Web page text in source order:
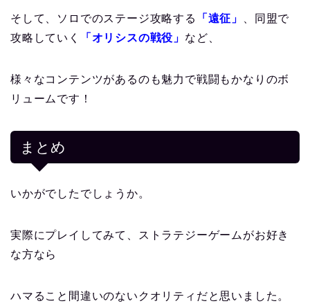
そして、ソロでのステージ攻略する 「遠征」
、同盟で
攻略していく
「オリシスの戦役」 など、
様々なコンテンツがあるのも魅力で戦闘もかなりのボ
リュームです！
まとめ
いかがでしたでしょうか。
実際にプレイしてみて、ストラテジーゲームがお好き
な方なら
ハマること間違いのないクオリティだと思いました。